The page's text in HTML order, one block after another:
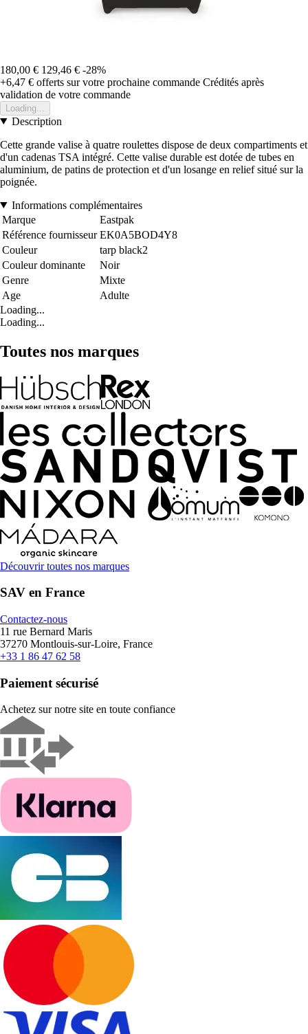
180,00 € 129,46 € -28%
+6,47 € offerts sur votre prochaine commande Crédités après
validation de votre commande
Loading...
Description
Cette grande valise à quatre roulettes dispose de deux compartiments et
d'un cadenas TSA intégré. Cette valise durable est dotée de tubes en
aluminium, de patins de protection et d'un losange en relief situé sur la
poignée.
Informations complémentaires
Marque
Eastpak
Référence fournisseur EK0A5BOD4Y8
Couleur
tarp black2
Couleur dominante
Noir
Genre
Mixte
Age
Adulte
Loading...
Loading...
Toutes nos marques
Découvrir toutes nos marques
SAV en France
Contactez-nous
11 rue Bernard Maris
37270 Montlouis-sur-Loire, France
+33 1 86 47 62 58
Paiement sécurisé
Achetez sur notre site en toute confiance